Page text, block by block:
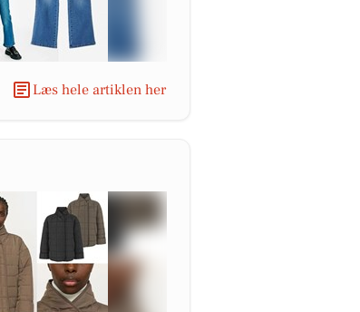
Læs hele artiklen her